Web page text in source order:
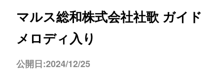
マルス総和株式会社社歌 ガイド
メロディ入り
公開日:2024/12/25